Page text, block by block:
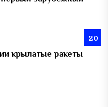
20
крылатые ракеты